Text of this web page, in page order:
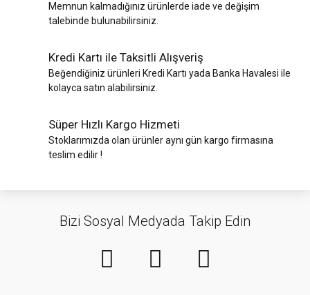
Memnun kalmadığınız ürünlerde iade ve değişim
talebinde bulunabilirsiniz.
Kredi Kartı ile Taksitli Alışveriş
Beğendiğiniz ürünleri Kredi Kartı yada Banka Havalesi ile
kolayca satın alabilirsiniz.
Süper Hızlı Kargo Hizmeti
Stoklarımızda olan ürünler aynı gün kargo firmasına
teslim edilir !
Bizi Sosyal Medyada Takip Edin